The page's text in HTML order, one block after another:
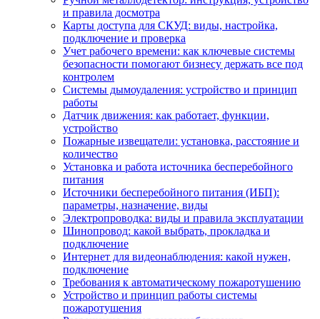
и правила досмотра
Карты доступа для СКУД: виды, настройка,
подключение и проверка
Учет рабочего времени: как ключевые системы
безопасности помогают бизнесу держать все под
контролем
Системы дымоудаления: устройство и принцип
работы
Датчик движения: как работает, функции,
устройство
Пожарные извещатели: установка, расстояние и
количество
Установка и работа источника бесперебойного
питания
Источники бесперебойного питания (ИБП):
параметры, назначение, виды
Электропроводка: виды и правила эксплуатации
Шинопровод: какой выбрать, прокладка и
подключение
Интернет для видеонаблюдения: какой нужен,
подключение
Требования к автоматическому пожаротушению
Устройство и принцип работы системы
пожаротушения